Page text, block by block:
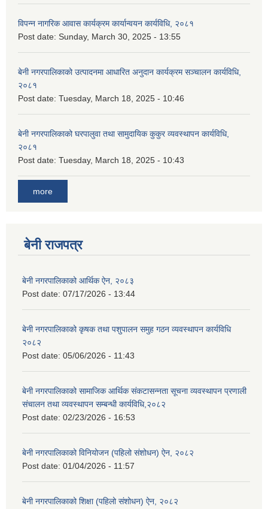
विपन्न नागरिक आवास कार्यक्रम कार्यान्वयन कार्यविधि, २०८१
Post date: Sunday, March 30, 2025 - 13:55
बेनी नगरपालिकाको उत्पादनमा आधारित अनुदान कार्यक्रम सञ्‍चालन कार्यविधि,
२०८१
Post date: Tuesday, March 18, 2025 - 10:46
बेनी नगरपालिकाको घरपालुवा तथा सामुदायिक कुकुर व्यवस्थापन कार्यविधि,
२०८१
Post date: Tuesday, March 18, 2025 - 10:43
more
बेनी राजपत्र
बेनी नगरपालिकाको आर्थिक ऐन, २०८३
Post date: 07/17/2026 - 13:44
बेनी नगरपालिकाको कृषक तथा पशुपालन समुह गठन व्यवस्थापन कार्यविधि
२०८२
Post date: 05/06/2026 - 11:43
बेनी नगरपालिकाको सामाजिक आर्थिक संकटासन्नता सूचना व्यवस्थापन प्रणाली
संचालन तथा व्यवस्थापन सम्बन्धी कार्यविधि,२०८२
Post date: 02/23/2026 - 16:53
बेनी नगरपालिकाको विनियोजन (पहिलो संशोधन) ऐन, २०८२
Post date: 01/04/2026 - 11:57
बेनी नगरपालिकाको शिक्षा (पहिलो संशोधन) ऐन, २०८२